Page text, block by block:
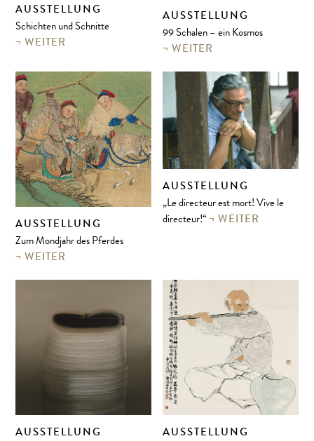
AUSSTELLUNG
Schichten und Schnitte
WEITER
AUSSTELLUNG
99 Schalen – ein Kosmos
WEITER
AUSSTELLUNG
Zum Mondjahr des Pferdes
WEITER
AUSSTELLUNG
„Le directeur est mort! Vive le
directeur!“
WEITER
AUSSTELLUNG AUSSTELLUNG